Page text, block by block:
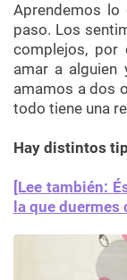
Aprendemos
paso. Los
complejos, por
amar a alguien
amamos a dos
todo tiene una
Hay distintos
[Lee también:
la que duermes